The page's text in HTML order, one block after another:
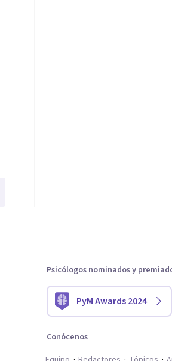
Psicólogos nominados y
PyM Awards 2024
Conócenos